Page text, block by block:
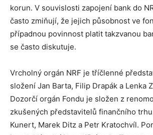
korun. V souvislosti zapojení bank do
často zmiňují, že jejich působnost ve
případnou povinnost platit takzvanou
se často diskutuje.
Vrcholný orgán NRF je tříčlenné
složení Jan Barta, Filip Drapák a Lenka
Dozorčí orgán Fondu je složen z
zkušených představitelů finančního
Kunert, Marek Ditz a Petr Kratochvíl.